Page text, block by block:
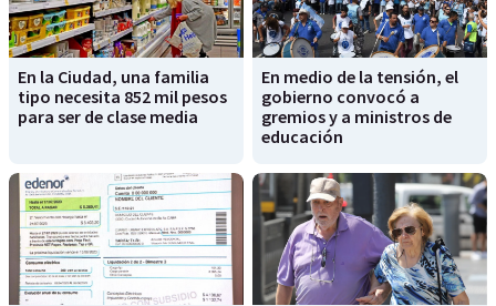
En la Ciudad, una familia
tipo necesita 852 mil pesos
para ser de clase media
En medio de la tensión, el
gobierno convocó a
gremios y a ministros de
educación